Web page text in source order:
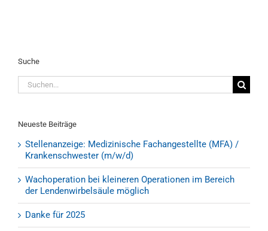
Suche
Suche
nach:
Neueste Beiträge
Stellenanzeige: Medizinische Fachangestellte (MFA) /
Krankenschwester (m/w/d)
Wachoperation bei kleineren Operationen im Bereich
der Lendenwirbelsäule möglich
Danke für 2025